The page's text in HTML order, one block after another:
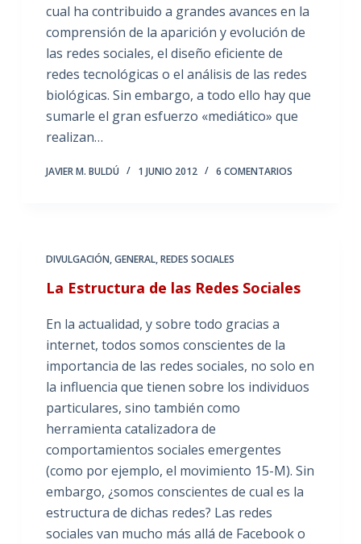
cual ha contribuido a grandes avances en la
comprensión de la aparición y evolución de
las redes sociales, el diseño eficiente de
redes tecnológicas o el análisis de las redes
biológicas. Sin embargo, a todo ello hay que
sumarle el gran esfuerzo «mediático» que
realizan…
JAVIER M. BULDÚ 1 JUNIO 2012 6 COMENTARIOS
DIVULGACIÓN,GENERAL,REDES SOCIALES
La Estructura de las Redes Sociales
En la actualidad, y sobre todo gracias a
internet, todos somos conscientes de la
importancia de las redes sociales, no solo en
la influencia que tienen sobre los individuos
particulares, sino también como
herramienta catalizadora de
comportamientos sociales emergentes
(como por ejemplo, el movimiento 15-M). Sin
embargo, ¿somos conscientes de cual es la
estructura de dichas redes? Las redes
sociales van mucho más allá de Facebook o